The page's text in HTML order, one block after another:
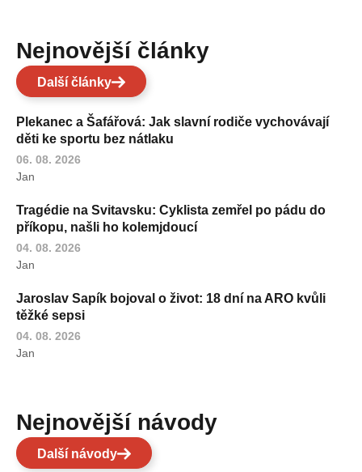
Nejnovější články
Další články
Plekanec a Šafářová: Jak slavní rodiče vychovávají
děti ke sportu bez nátlaku
06. 08. 2026
Jan
Tragédie na Svitavsku: Cyklista zemřel po pádu do
příkopu, našli ho kolemjdoucí
04. 08. 2026
Jan
Jaroslav Sapík bojoval o život: 18 dní na ARO kvůli
těžké sepsi
04. 08. 2026
Jan
Nejnovější návody
Další návody